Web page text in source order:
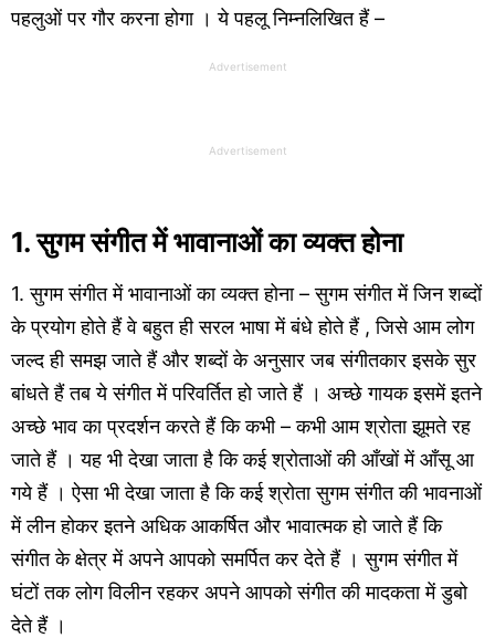
पहलुओं पर गौर करना होगा । ये पहलू निम्नलिखित हैं –
Advertisement
Advertisement
1. सुगम संगीत में भावानाओं का व्यक्त होना
1. सुगम संगीत में भावानाओं का व्यक्त होना – सुगम संगीत में जिन शब्दों
के प्रयोग होते हैं वे बहुत ही सरल भाषा में बंधे होते हैं , जिसे आम लोग
जल्द ही समझ जाते हैं और शब्दों के अनुसार जब संगीतकार इसके सुर
बांधते हैं तब ये संगीत में परिवर्तित हो जाते हैं । अच्छे गायक इसमें इतने
अच्छे भाव का प्रदर्शन करते हैं कि कभी – कभी आम श्रोता झूमते रह
जाते हैं । यह भी देखा जाता है कि कई श्रोताओं की आँखों में आँसू आ
गये हैं । ऐसा भी देखा जाता है कि कई श्रोता सुगम संगीत की भावनाओं
में लीन होकर इतने अधिक आकर्षित और भावात्मक हो जाते हैं कि
संगीत के क्षेत्र में अपने आपको समर्पित कर देते हैं । सुगम संगीत में
घंटों तक लोग विलीन रहकर अपने आपको संगीत की मादकता में डुबो
देते हैं ।